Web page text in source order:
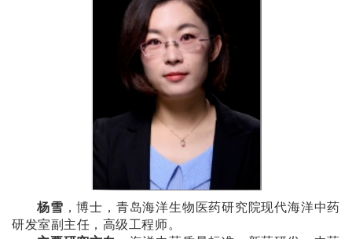
杨雪 ，博士，青岛海洋生物医药研究院现代海洋中药
研发室副主任，高级工程师。